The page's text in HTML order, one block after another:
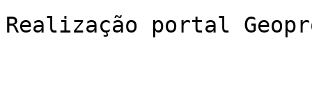
Realização portal